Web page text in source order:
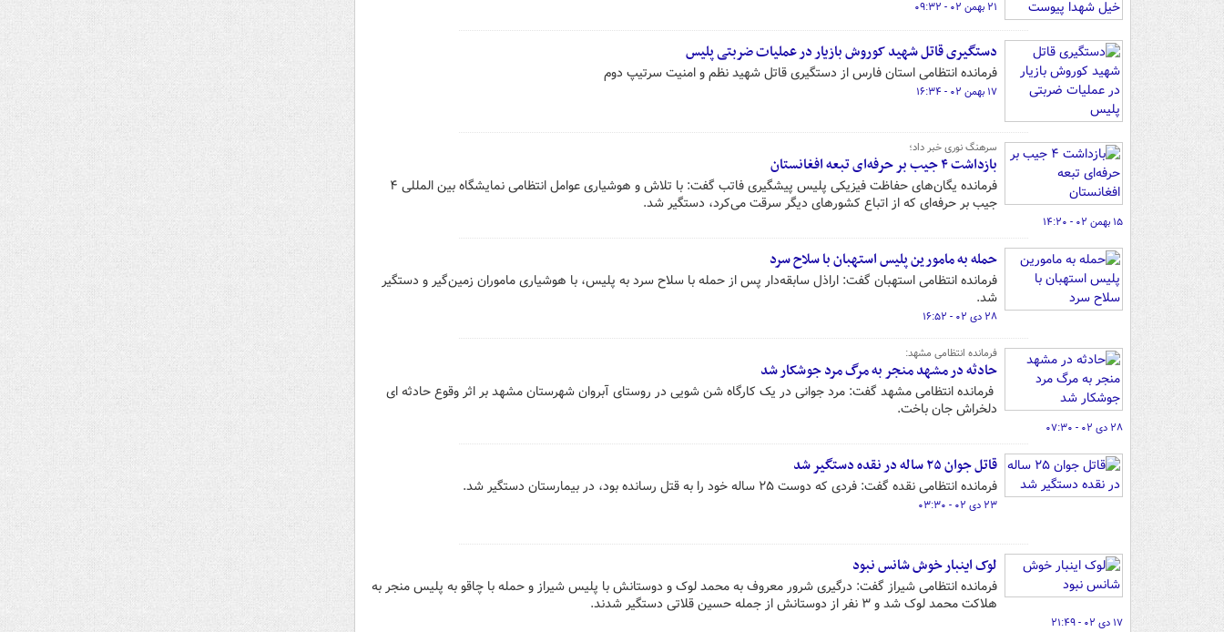
۲۱ بهمن ۰۲ - ۰۹:۳۲
دستگیری قاتل شهید کوروش بازیار در عملیات ضربتی پلیس
فرمانده انتظامی استان فارس از دستگیری قاتل شهید نظم و امنیت سرتیپ دوم
۱۷ بهمن ۰۲ - ۱۶:۳۴
سرهنگ نوری خبر داد؛
بازداشت ۴ جیب بر حرفه‌ای تبعه افغانستان
فرمانده یگان‌های حفاظت فیزیکی پلیس پیشگیری فاتب گفت: با تلاش و هوشیاری عوامل انتظامی نمایشگاه بین المللی ۴
جیب بر حرفه‌ای که از اتباع کشورهای دیگر سرقت می‌کرد، دستگیر شد.
۱۵ بهمن ۰۲ - ۱۴:۲۰
حمله به مامورین پلیس استهبان با سلاح سرد
فرمانده انتظامی استهبان گفت: اراذل سابقه‌دار پس از حمله با سلاح سرد به پلیس، با هوشیاری ماموران زمین‌گیر و دستگیر
شد.
۲۸ دی ۰۲ - ۱۶:۵۲
فرمانده انتظامی مشهد:
حادثه در مشهد منجر به مرگ مرد جوشکار شد
فرمانده انتظامی مشهد گفت: مرد جوانی در یک کارگاه شن شویی در روستای آبروان شهرستان مشهد بر اثر وقوع حادثه ای
دلخراش جان باخت.
۲۸ دی ۰۲ - ۰۷:۳۰
قاتل جوان ۲۵ ساله در نقده دستگیر شد
فرمانده انتظامی نقده گفت: فردی که دوست ۲۵ ساله خود را به قتل رسانده بود، در بیمارستان دستگیر شد.
۲۳ دی ۰۲ - ۰۳:۳۰
لوک اینبار خوش شانس نبود
فرمانده انتظامی شیراز گفت: درگیری شرور معروف به محمد لوک و دوستانش با پلیس شیراز و حمله با چاقو به پلیس منجر به
هلاکت محمد لوک شد و ۳ نفر از دوستانش از جمله حسین قلاتی دستگیر شدند.
۱۷ دی ۰۲ - ۲۱:۴۹